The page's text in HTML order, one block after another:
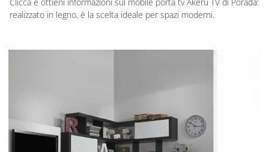
realizzato in legno, è la scelta ideale per spazi moderni.